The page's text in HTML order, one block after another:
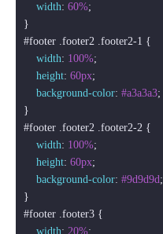
width: 60%;
#footer .footer2 .footer2-1 {
width: 100%;
height: 60px;
background-color: #a3a3a3;
#footer .footer2 .footer2-2 {
width: 100%;
height: 60px;
background-color: #9d9d9d;
#footer .footer3 {
width: 20%;